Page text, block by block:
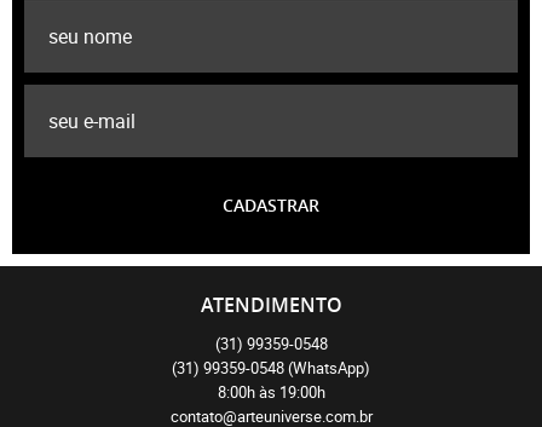
CADASTRAR
ATENDIMENTO
(31) 99359-0548
(31) 99359-0548(WhatsApp)
8:00h às 19:00h
contato@arteuniverse.com.br